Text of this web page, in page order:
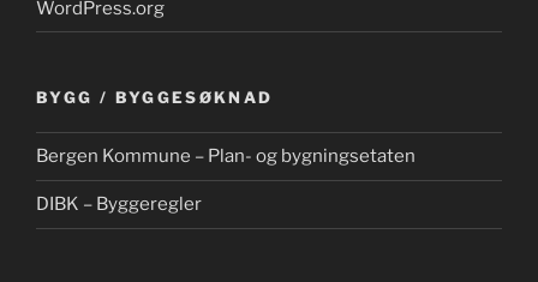
WordPress.org
BYGG / BYGGESØKNAD
Bergen Kommune – Plan- og bygningsetaten
DIBK – Byggeregler